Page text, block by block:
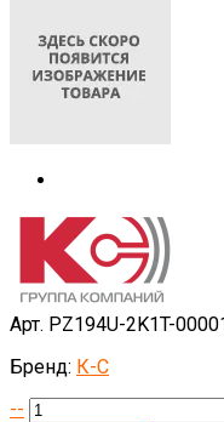
Арт. PZ194U-2K1T-
Бренд: К-С
--